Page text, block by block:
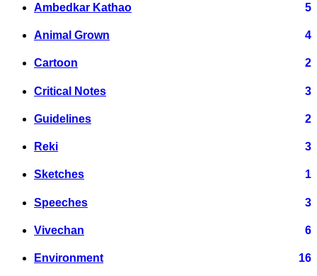
Ambedkar Kathao 5
Animal Grown 4
Cartoon 2
Critical Notes 3
Guidelines 2
Reki 3
Sketches 1
Speeches 3
Vivechan 6
Environment 16